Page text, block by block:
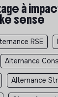
à
sense
RSE
Alternance
Alternance